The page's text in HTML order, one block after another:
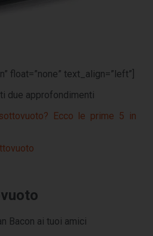
float=”none” text_align=”left”]
due approfondimenti
Ecco le prime 5 in
Bacon ai tuoi amici